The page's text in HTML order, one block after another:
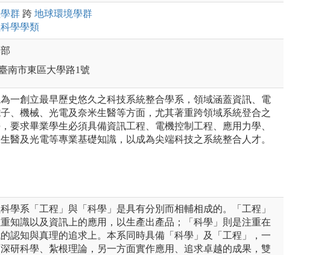
學群 跨 地球環境學群
學學類
南市東區大學路1號
一創立最早歷史悠久之科技系統整合學系，領域涵蓋資訊、電
、機械、光電及奈米生醫等方面，尤其著重跨領域系統登合之
要求畢業學生必須具備資訊工程、電機控制工程、應用力學、
醫及光電等專業基礎知識，以成為尖端科技之系統整合人才。
學系「工程」與「科學」是具有分別而相輔相成的。「工程」
知識以及資訊上的應用，以生產出產品；「科學」則是注重在
認知與真理的追求上。本系同時具備「科學」及「工程」，一
研科學、紮根理論，另一方面實作應用、追求卓越的成果，雙